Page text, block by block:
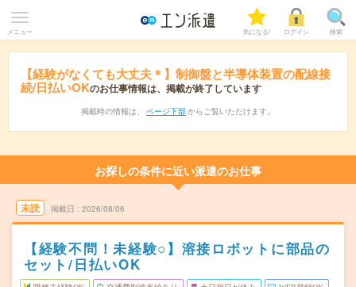
メニュー 気になる! ログイン 検索
【経験がなくても大丈夫＊】制御盤と半導体装置の配線接
続/日払いOKのお仕事情報は、掲載が終了しています
掲載時の情報は、 ページ下部 からご覧いただけます。
お探しの条件に近い派遣のお仕事
未読 掲載日 2026/08/06
【経験不問！未経験○】溶接ロボットに部品の
セット/日払いOK